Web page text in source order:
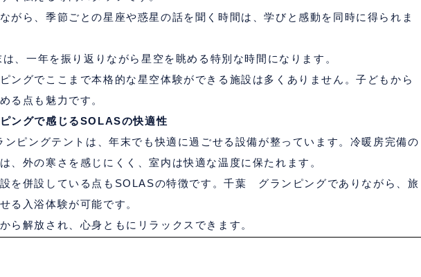
がら、季節ごとの星座や惑星の話を聞く時間は、学びと感動を同時に得られま
、一年を振り返りながら星空を眺める特別な時間になります。
ングでここまで本格的な星空体験ができる施設は多くありません。子どもから
る点も魅力です。
ングで感じるSOLASの快適性
ンピングテントは、年末でも快適に過ごせる設備が整っています。冷暖房完備の
、外の寒さを感じにくく、室内は快適な温度に保たれます。
を併設している点も SOLASの特徴です。千葉 グランピングでありながら、旅
る入浴体験が可能です。
ら解放され、心身ともにリラックスできます。